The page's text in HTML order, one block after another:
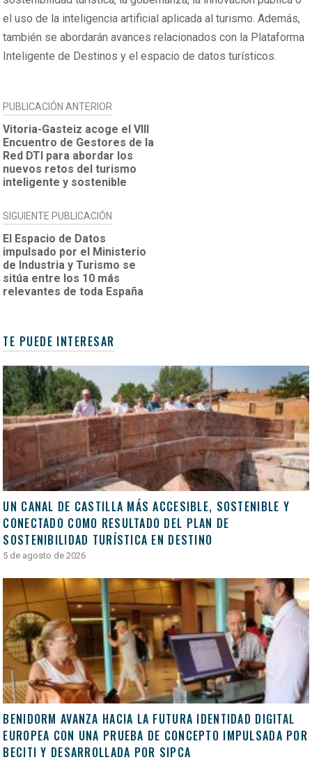
el uso de la inteligencia artificial aplicada al turismo. Además,
también se abordarán avances relacionados con la Plataforma
Inteligente de Destinos y el espacio de datos turísticos.
NAVEGACIÓN
DE
ENTRADAS
PUBLICACIÓN ANTERIOR
Vitoria-Gasteiz acoge el VIII
Encuentro de Gestores de la
Red DTI para abordar los
nuevos retos del turismo
inteligente y sostenible
SIGUIENTE PUBLICACIÓN
El Espacio de Datos
impulsado por el Ministerio
de Industria y Turismo se
sitúa entre los 10 más
relevantes de toda España
TE PUEDE INTERESAR
UN CANAL DE CASTILLA MÁS ACCESIBLE, SOSTENIBLE Y
CONECTADO COMO RESULTADO DEL PLAN DE
SOSTENIBILIDAD TURÍSTICA EN DESTINO
5 de agosto de 2026
BENIDORM AVANZA HACIA LA FUTURA IDENTIDAD DIGITAL
EUROPEA CON UNA PRUEBA DE CONCEPTO IMPULSADA POR
BECITI Y DESARROLLADA POR SIPCA